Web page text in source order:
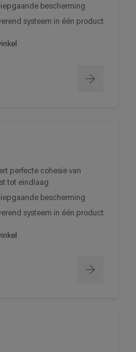
bescherming
systeem in één product
perfecte cohesie van
tot eindlaag
bescherming
systeem in één product